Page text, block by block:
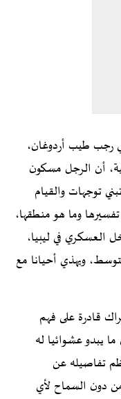
رجب طيب أردوغان،
أن الرجل مسكون
توجهات والقيام
وما هو منطقها،
العسكري في ليبيا،
ويهذي أحيانا مع
قادرة على فهم
يبدو عشوائيا له
تفاصيله عن
من دون السماح لأي